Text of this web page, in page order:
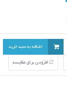
اضافه به سبد خرید
افزودن برای مقایسه